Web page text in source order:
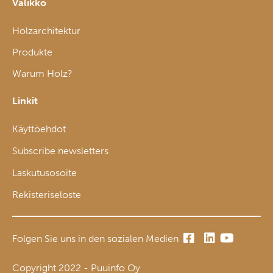
Valikko
Holzarchitektur
Produkte
Warum Holz?
Linkit
Käyttöehdot
Subscribe newsletters
Laskutusosoite
Rekisteriseloste
Folgen Sie uns in den sozialen Medien
Copyright 2022 - Puuinfo Oy